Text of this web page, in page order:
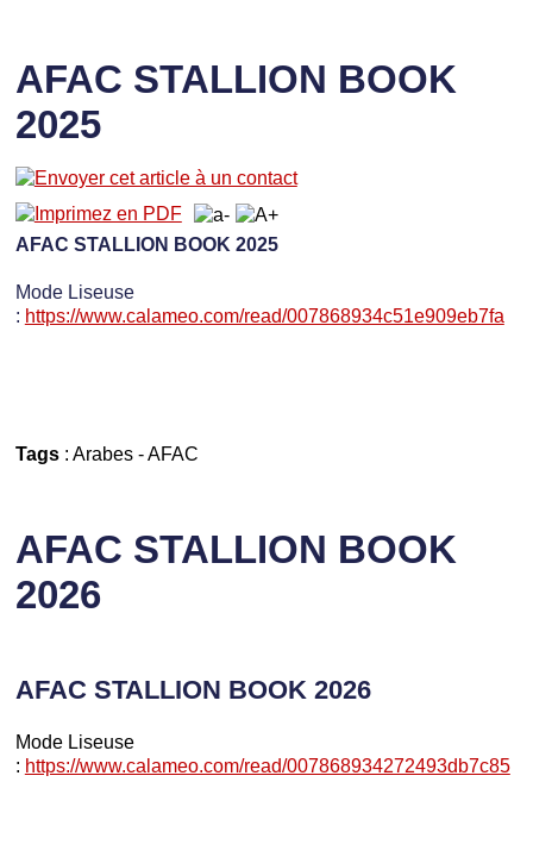
AFAC STALLION BOOK
2025
AFAC STALLION BOOK 2025
Mode Liseuse
: https://www.calameo.com/read/007868934c51e909eb7fa
Tags: Arabes-AFAC
AFAC STALLION BOOK
2026
AFAC STALLION BOOK 2026
Mode Liseuse
: https://www.calameo.com/read/007868934272493db7c85